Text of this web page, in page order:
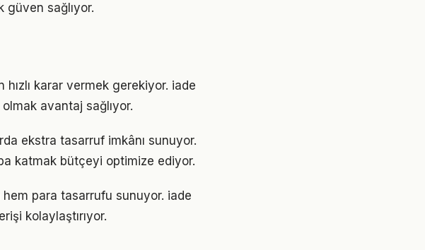
sağlıyor.
hızlı karar vermek gerekiyor. iade
avantaj sağlıyor.
ekstra tasarruf imkânı sunuyor.
katmak bütçeyi optimize ediyor.
para tasarrufu sunuyor. iade
kolaylaştırıyor.